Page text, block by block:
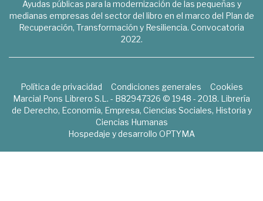
Ayudas públicas para la modernización de las pequeñas y
medianas empresas del sector del libro en el marco del Plan de
Recuperación, Transformación y Resiliencia. Convocatoria
2022.
Política de privacidad Condiciones generales
Cookies
Marcial Pons Librero S.L. - B82947326 © 1948 - 2018. Librería
de Derecho, Economía, Empresa, Ciencias Sociales, Historia y
Ciencias Humanas
Hospedaje y desarrollo OPTYMA